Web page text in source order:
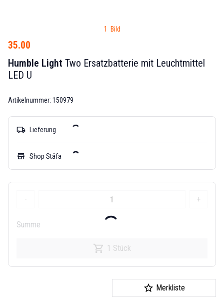
1 Bild
35.00
Humble Light Two Ersatzbatterie mit Leuchtmittel
LED U
Artikelnummer: 150979
local_shipping Lieferung
store Shop Stäfa
- +
Summe
1 Stück
Merkliste